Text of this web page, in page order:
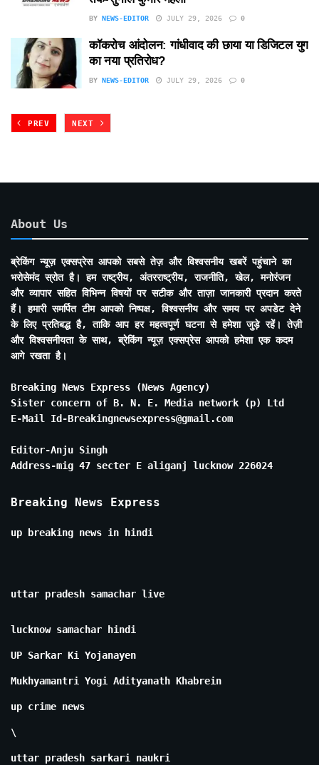
BY NEWS-EDITOR JULY 29, 2026 0
कॉकरोच आंदोलन: गांधीवाद की छाया या डिजिटल युग
का नया प्रतिरोध?
BY NEWS-EDITOR JULY 29, 2026 0
PREV NEXT
About Us
ब्रेकिंग न्यूज़ एक्सप्रेस आपको सबसे तेज़ और विश्वसनीय खबरें पहुंचाने का
भरोसेमंद स्रोत है। हम राष्ट्रीय, अंतरराष्ट्रीय, राजनीति, खेल, मनोरंजन
और व्यापार सहित विभिन्न विषयों पर सटीक और ताज़ा जानकारी प्रदान करते
हैं। हमारी समर्पित टीम आपको निष्पक्ष, विश्वसनीय और समय पर अपडेट देने
के लिए प्रतिबद्ध है, ताकि आप हर महत्वपूर्ण घटना से हमेशा जुड़े रहें। तेज़ी
और विश्वसनीयता के साथ, ब्रेकिंग न्यूज़ एक्सप्रेस आपको हमेशा एक कदम
आगे रखता है।
Breaking News Express (News Agency)
Sister concern of B. N. E. Media network (p) Ltd
E-Mail Id-Breakingnewsexpress@gmail.com
Editor-Anju Singh
Address-mig 47 secter E aliganj lucknow 226024
Breaking News Express
up breaking news in hindi
uttar pradesh samachar live
lucknow samachar hindi
UP Sarkar Ki Yojanayen
Mukhyamantri Yogi Adityanath Khabrein
up crime news
\
uttar pradesh sarkari naukri